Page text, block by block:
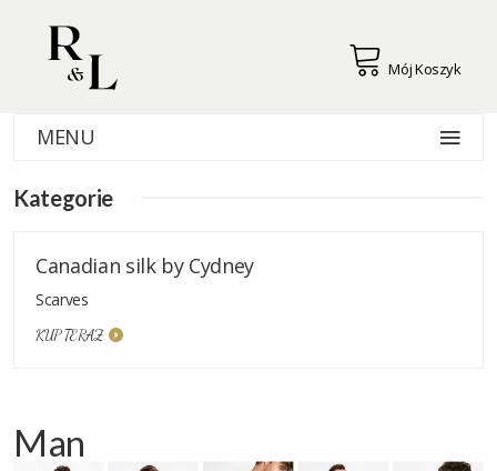
Mój Koszyk
MENU
Kategorie
Canadian silk by Cydney
Scarves
KUP TERAZ
Man